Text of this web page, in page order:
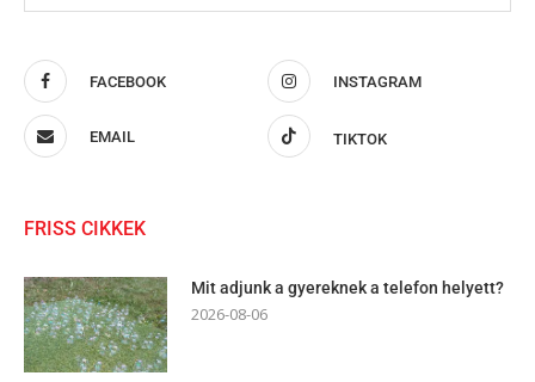
FACEBOOK INSTAGRAM
EMAIL TIKTOK
FRISS CIKKEK
Mit adjunk a gyereknek a telefon helyett?
2026-08-06